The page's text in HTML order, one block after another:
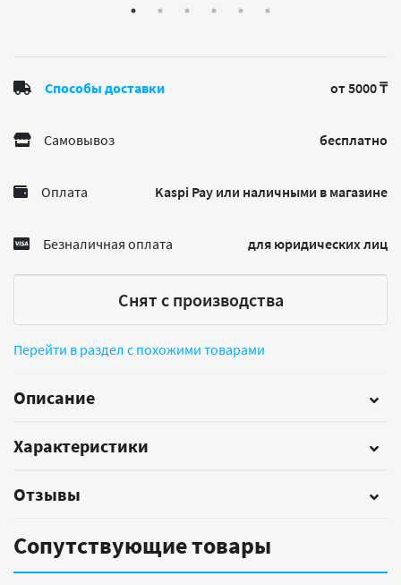
Способы доставки от 5000 ₸
Самовывоз бесплатно
Оплата Kaspi Pay или наличными в магазине
Безналичная оплата для юридических лиц
Снят с производства
Перейти в раздел с похожими товарами
Описание
Характеристики
Отзывы
Сопутствующие товары